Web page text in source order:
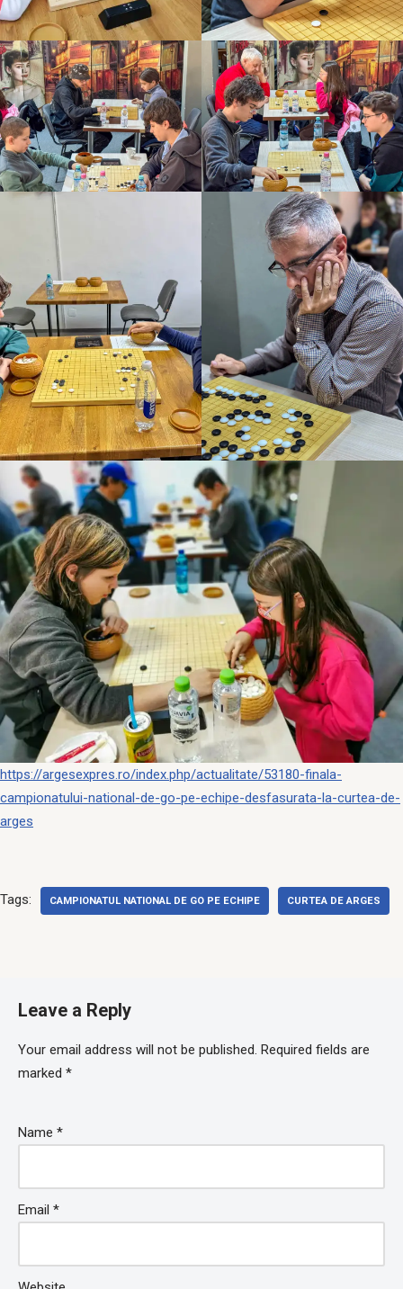
https://argesexpres.ro/index.php/actualitate/53180-finala-
campionatului-national-de-go-pe-echipe-desfasurata-la-curtea-de-
arges
Tags: CAMPIONATUL NATIONAL DE GO PE ECHIPE CURTEA DE ARGES
Leave a Reply
Your email address will not be published. Required fields are
marked *
Name *
Email *